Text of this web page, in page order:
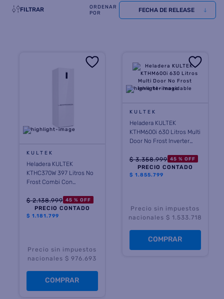
FILTRAR FECHA DE RELEASE
KULTEK
Heladera KULTEK
KTHC370W 397 Litros No
Frost Combi Con
$ 2.138.999 45 % OFF
PRECIO CONTADO
$ 1.181.799
Precio sin impuestos
nacionales $ 976.693
COMPRAR
KULTEK
Heladera KULTEK
KTHM600i 630 Litros Multi
Door No Frost Inverter
$ 3.358.999 45 % OFF
PRECIO CONTADO
$ 1.855.799
Precio sin impuestos
nacionales $ 1.533.718
COMPRAR
8. termotanque